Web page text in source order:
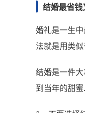
结婚最省钱
婚礼是一生
法就是用类
结婚是一件
到当年的甜